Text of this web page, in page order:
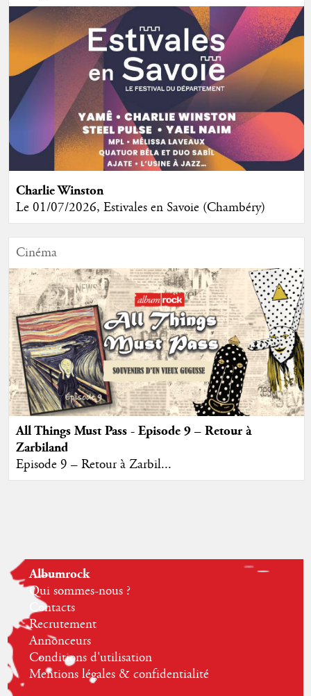
Charlie Winston
Le 01/07/2026, Estivales en Savoie (Chambéry)
Cinéma
All Things Must Pass - Episode 9 – Retour à
Zarbiland
Episode 9 – Retour à Zarbil...
Albumrock
Qui sommes-nous ?
Contacts
Recrutement
Annonceurs
Conditions d'utilisation
Mentions légales & confidentialité